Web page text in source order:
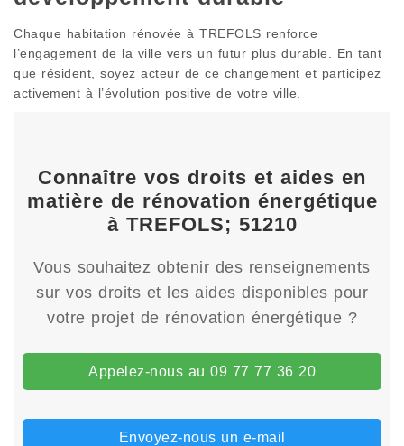
Chaque habitation rénovée à TREFOLS renforce
l’engagement de la ville vers un futur plus durable. En tant
que résident, soyez acteur de ce changement et participez
activement à l’évolution positive de votre ville.
Connaître vos droits et aides en
matière de rénovation énergétique
à TREFOLS; 51210
Vous souhaitez obtenir des renseignements
sur vos droits et les aides disponibles pour
votre projet de rénovation énergétique ?
Appelez-nous au 09 77 77 36 20
Envoyez-nous un e-mail